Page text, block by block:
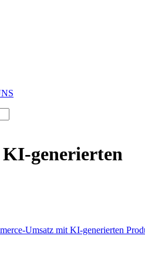
KI-generierten